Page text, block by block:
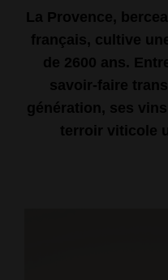
La Provence,
français, cultive
de 2600 ans.
savoir-faire
génération, ses
terroir viticole